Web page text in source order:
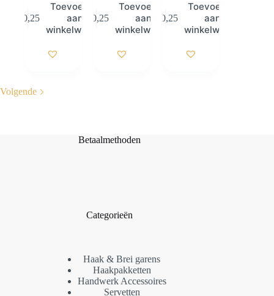
0,25
Toevoegen
aan
winkelwagen
0,25
Toevoegen
aan
winkelwagen
0,25
Toevoegen
aan
winkelwagen
Volgende
Betaalmethoden
Categorieën
Haak & Brei garens
Haakpakketten
Handwerk Accessoires
Servetten